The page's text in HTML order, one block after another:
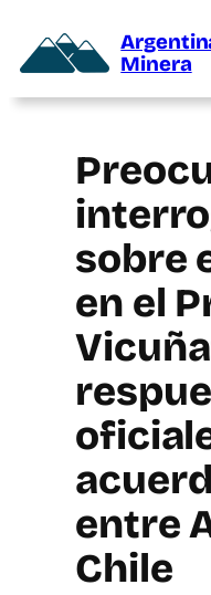
Minera
sobre
en el
entre
Chile